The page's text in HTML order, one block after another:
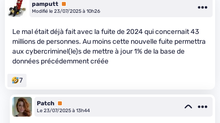
pamputt Premium
Modifié le 23/07/2025 à 10h26
Le mal était déjà fait avec la fuite de 2024 qui concernait 43
millions de personnes. Au moins cette nouvelle fuite permettra
aux cybercriminel(le)s de mettre à jour 1% de la base de
données précédemment créée
7
Patch Premium
Le 23/07/2025 à 13h44